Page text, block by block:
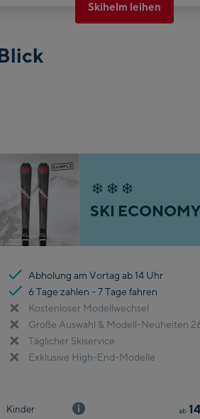
Skihelm leihen
SKI ECONOMY
Abholung am Vortag ab 14 Uhr
6 Tage zahlen - 7 Tage fahren
Kostenloser Modellwechsel
Große Auswahl & Modell-Neuheiten
Täglicher Skiservice
Exklusive High-End-Modelle
Kinder ab